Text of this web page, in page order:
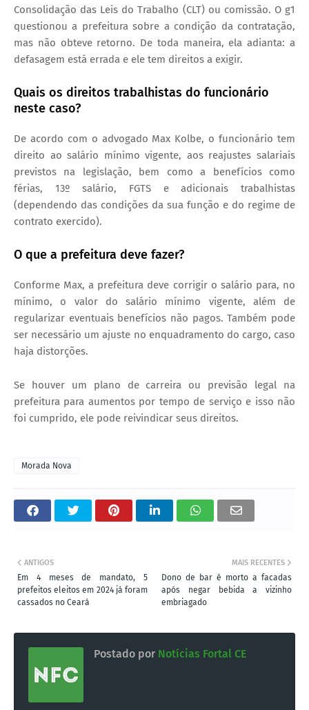
Consolidação das Leis do Trabalho (CLT) ou comissão. O g1
questionou a prefeitura sobre a condição da contratação,
mas não obteve retorno. De toda maneira, ela adianta: a
defasagem está errada e ele tem direitos a exigir.
Quais os direitos trabalhistas do funcionário
neste caso?
De acordo com o advogado Max Kolbe, o funcionário tem
direito ao salário mínimo vigente, aos reajustes salariais
previstos na legislação, bem como a benefícios como
férias, 13º salário, FGTS e adicionais trabalhistas
(dependendo das condições da sua função e do regime de
contrato exercido).
O que a prefeitura deve fazer?
Conforme Max, a prefeitura deve corrigir o salário para, no
mínimo, o valor do salário mínimo vigente, além de
regularizar eventuais benefícios não pagos. Também pode
ser necessário um ajuste no enquadramento do cargo, caso
haja distorções.
Se houver um plano de carreira ou previsão legal na
prefeitura para aumentos por tempo de serviço e isso não
foi cumprido, ele pode reivindicar seus direitos.
Morada Nova
MAIS RECENTES
Dono de bar é morto a facadas
após negar bebida a vizinho
embriagado
ANTIGOS
Em 4 meses de mandato, 5
prefeitos eleitos em 2024 já foram
cassados no Ceará
Postado por Notícias Fortal CE